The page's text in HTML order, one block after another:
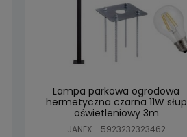
Lampa parkowa ogrodowa
hermetyczna czarna 11W słup
oświetleniowy 3m
JANEX - 5923232323462